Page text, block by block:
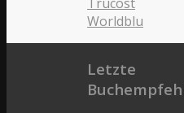
Trucost
Worldblu
Letzte